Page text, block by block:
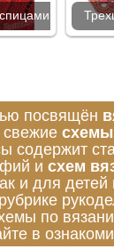
посвящён
схемы
содержит
и схем
и для
по
в